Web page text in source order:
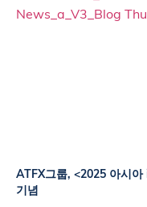
ATFX그룹, <2025 아시
기념